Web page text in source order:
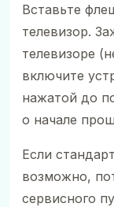
Вставьте
телевизор.
телевизоре
включите
нажатой до
о начале
Если
возможно,
сервисного